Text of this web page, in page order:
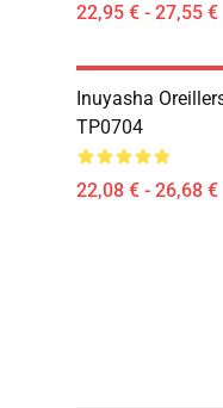
22,95 € - 27,55 €
Inuyasha
TP0704
22,08 € - 26,68 €